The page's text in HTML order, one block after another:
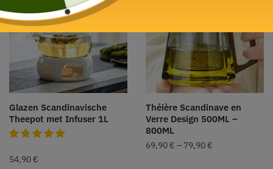
Glazen Scandinavische
Theepot met Infuser 1L
54,90 €
Théière Scandinave en
Verre Design 500ML –
800ML
69,90 € – 79,90 €